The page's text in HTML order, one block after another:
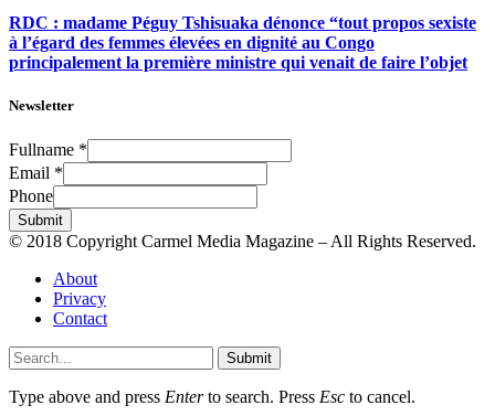
RDC : madame Péguy Tshisuaka dénonce “tout propos sexiste
à l’égard des femmes élevées en dignité au Congo
principalement la première ministre qui venait de faire l’objet
Newsletter
Fullname *
Email *
Phone
Submit
© 2018 Copyright Carmel Media Magazine – All Rights Reserved.
About
Privacy
Contact
Submit
Type above and press Enterto search. Press Esc to cancel.